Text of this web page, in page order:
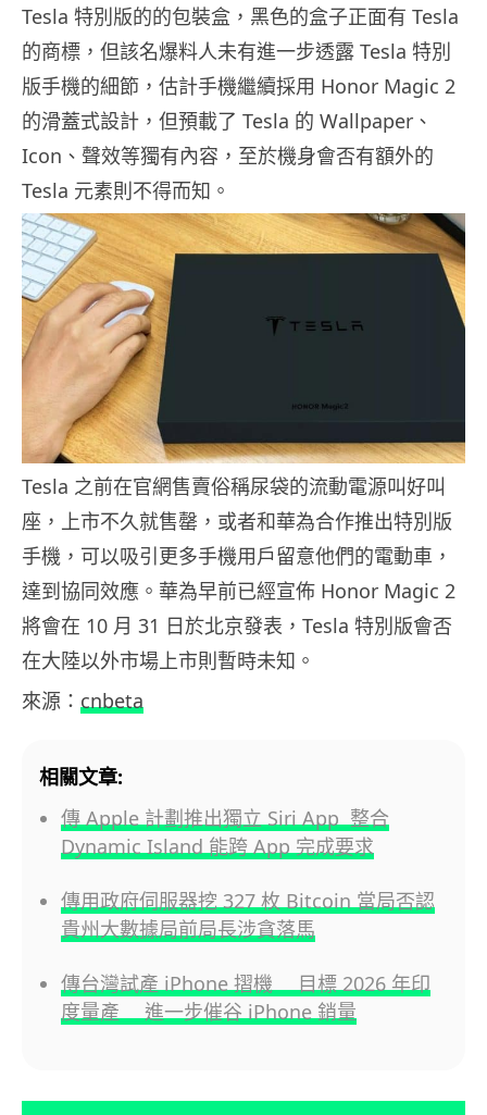
Tesla 特別版的的包裝盒，黑色的盒子正面有 Tesla
的商標，但該名爆料人未有進一步透露 Tesla 特別
版手機的細節，估計手機繼續採用 Honor Magic 2
的滑蓋式設計，但預載了 Tesla 的 Wallpaper、
Icon、聲效等獨有內容，至於機身會否有額外的
Tesla 元素則不得而知。
Tesla 之前在官網售賣俗稱尿袋的流動電源叫好叫
座，上市不久就售罄，或者和華為合作推出特別版
手機，可以吸引更多手機用戶留意他們的電動車，
達到協同效應。華為早前已經宣佈 Honor Magic 2
將會在 10 月 31 日於北京發表，Tesla 特別版會否
在大陸以外市場上市則暫時未知。
來源： cnbeta
相關文章:
傳 Apple 計劃推出獨立 Siri App 整合
Dynamic Island 能跨 App 完成要求
傳用政府伺服器挖 327 枚 Bitcoin 當局否認
貴州大數據局前局長涉貪落馬
傳台灣試產 iPhone 摺機 目標 2026 年印
度量產 進一步催谷 iPhone 銷量